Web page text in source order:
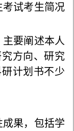
考试考生简况
要阐述本人
方向、研究
计划书不少
果，包括学